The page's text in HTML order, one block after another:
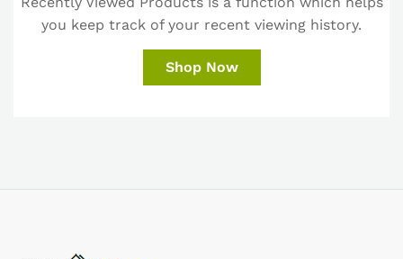
you keep track of your recent viewing history.
Shop Now